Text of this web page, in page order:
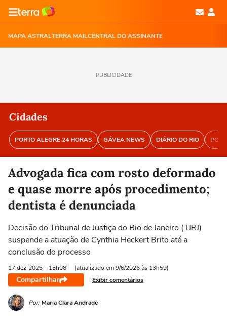
MAPA ASTRALTERRA MAILCENTRAL DO ASSINANTE
PUBLICIDADE
Cidades
PORTO ALEGRE 24 HORAS GÁVEA NEWS DIÁRIO DO RIO
Advogada fica com rosto deformado
e quase morre após procedimento;
dentista é denunciada
Decisão do Tribunal de Justiça do Rio de Janeiro (TJRJ)
suspende a atuação de Cynthia Heckert Brito até a
conclusão do processo
17 dez 2025 - 13h08 (atualizado em 9/6/2026 às 13h59)
Compartilhar Exibir comentários
Por: Maria Clara Andrade